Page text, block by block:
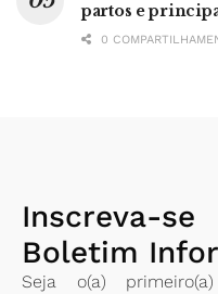
partos e
0
Boletim
Seja o(a)